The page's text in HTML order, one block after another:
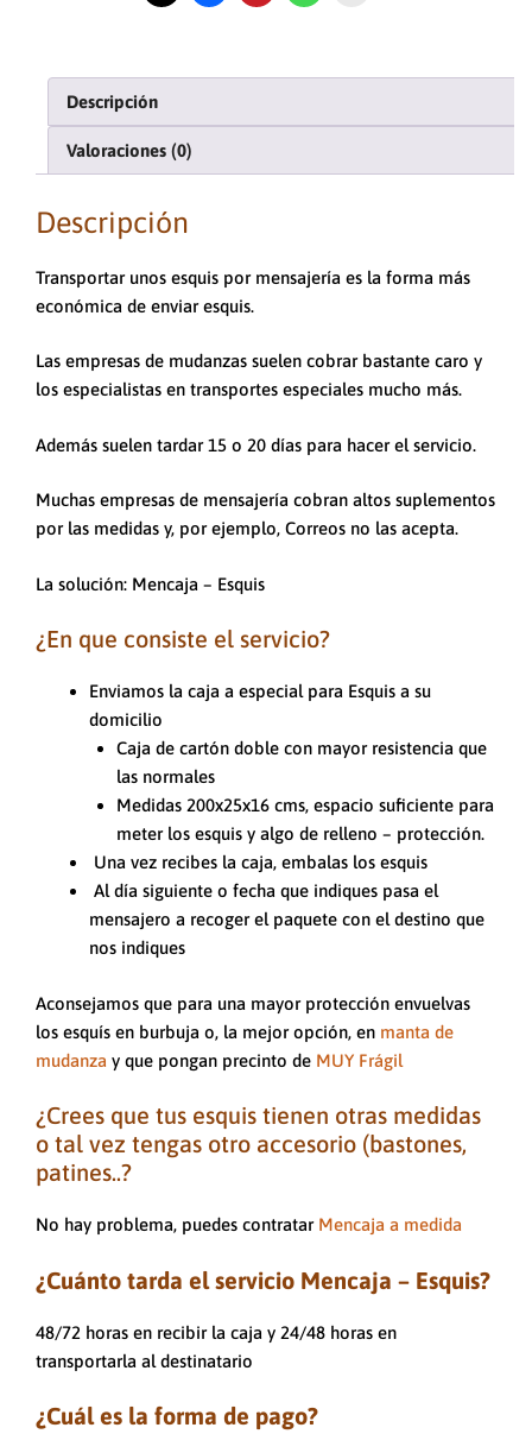
Descripción
Valoraciones (0)
Descripción
Transportar unos esquis por mensajería es la forma más
económica de enviar esquis.
Las empresas de mudanzas suelen cobrar bastante caro y
los especialistas en transportes especiales mucho más.
Además suelen tardar 15 o 20 días para hacer el servicio.
Muchas empresas de mensajería cobran altos suplementos
por las medidas y, por ejemplo, Correos no las acepta.
La solución: Mencaja – Esquis
¿En que consiste el servicio?
Enviamos la caja a especial para Esquis a su
domicilio
Caja de cartón doble con mayor resistencia que
las normales
Medidas 200x25x16 cms, espacio suficiente para
meter los esquis y algo de relleno – protección.
Una vez recibes la caja, embalas los esquis
Al día siguiente o fecha que indiques pasa el
mensajero a recoger el paquete con el destino que
nos indiques
Aconsejamos que para una mayor protección envuelvas
los esquís en burbuja o, la mejor opción, en manta de
mudanza y que pongan precinto de MUY Frágil
¿Crees que tus esquis tienen otras medidas
o tal vez tengas otro accesorio (bastones,
patines..?
No hay problema, puedes contratar Mencaja a medida
¿Cuánto tarda el servicio Mencaja – Esquis?
48/72 horas en recibir la caja y 24/48 horas en
transportarla al destinatario
¿Cuál es la forma de pago?